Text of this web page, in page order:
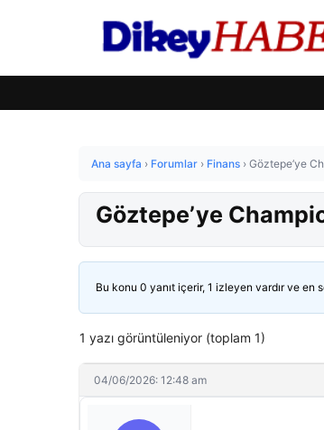
Ana sayfa › Forumlar › Finans › Göztepe’ye
Göztepe’ye
Bu konu 0 yanıt içerir, 1 izleyen vardır ve en
1 yazı görüntüleniyor (toplam 1)
04/06/2026: 12:48 am